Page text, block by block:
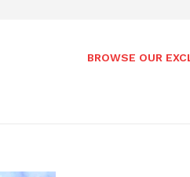
BROWSE OUR